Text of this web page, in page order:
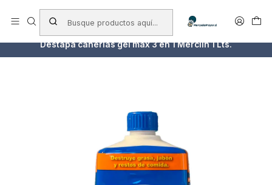
Envío a todo chile
Inicio Cuidado del Hogar
Destapa cañerías
Destapa cañerías gel max 3 en 1 Merclin 1 Lts.